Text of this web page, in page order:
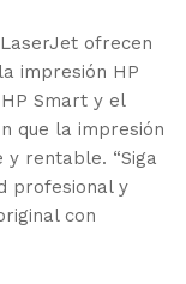
LaserJet ofrecen
impresión HP
Smart y el
que la impresión
rentable. “Siga
profesional y
con